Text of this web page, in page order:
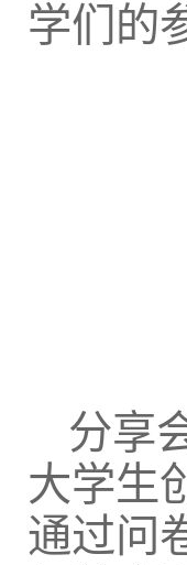
学们的
分享
大学生
通过问